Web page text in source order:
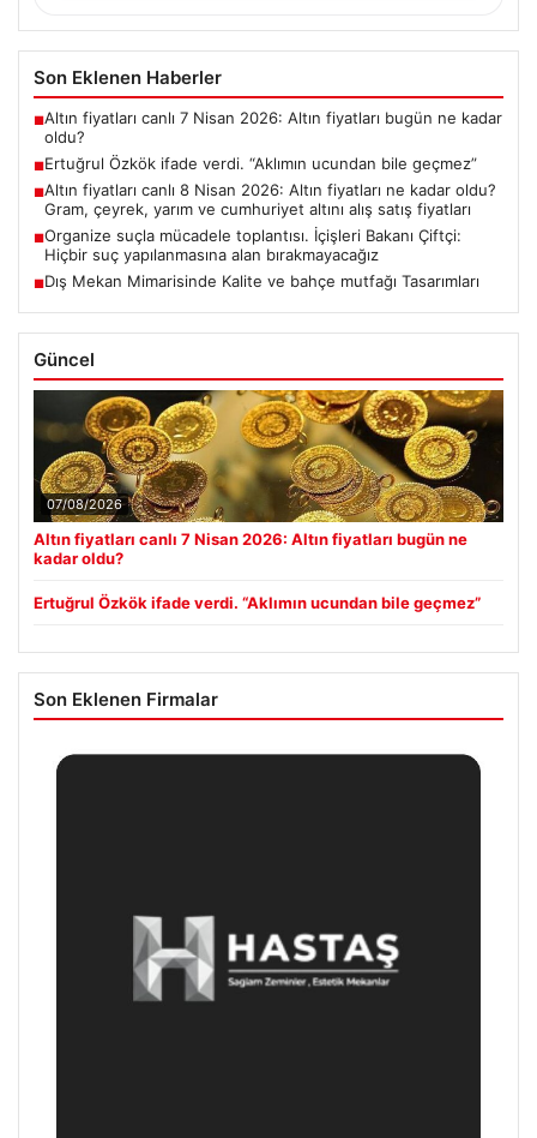
Son Eklenen Haberler
■Altın fiyatları canlı 7 Nisan 2026: Altın fiyatları bugün ne kadar
oldu?
■Ertuğrul Özkök ifade verdi. “Aklımın ucundan bile geçmez”
■Altın fiyatları canlı 8 Nisan 2026: Altın fiyatları ne kadar oldu?
Gram, çeyrek, yarım ve cumhuriyet altını alış satış fiyatları
■Organize suçla mücadele toplantısı. İçişleri Bakanı Çiftçi:
Hiçbir suç yapılanmasına alan bırakmayacağız
■Dış Mekan Mimarisinde Kalite ve bahçe mutfağı Tasarımları
Güncel
07/08/2026
Altın fiyatları canlı 7 Nisan 2026: Altın fiyatları bugün ne
kadar oldu?
Ertuğrul Özkök ifade verdi. “Aklımın ucundan bile geçmez”
Son Eklenen Firmalar